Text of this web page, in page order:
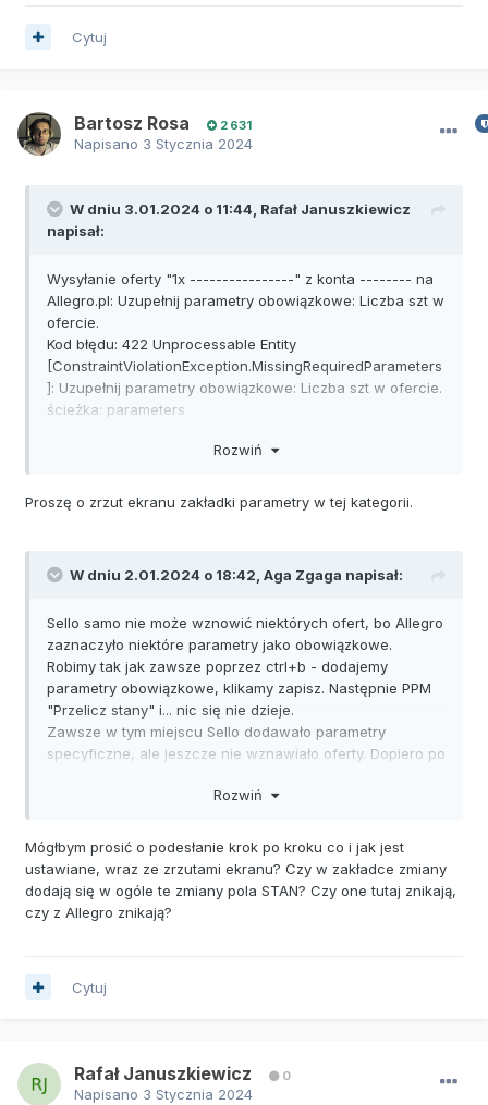
Cytuj
Bartosz Rosa 2 631
Napisano 3 Stycznia 2024
W dniu 3.01.2024 o 11:44, Rafał Januszkiewicz
napisał:
Wysyłanie oferty "1x ----------------" z konta -------- na
Allegro.pl: Uzupełnij parametry obowiązkowe: Liczba szt w
ofercie.
Kod błędu: 422 Unprocessable Entity
[ConstraintViolationException.MissingRequiredParameters
]: Uzupełnij parametry obowiązkowe: Liczba szt w ofercie.
ścieżka: parameters
ConstraintViolationException.MissingRequiredParameters
Rozwiń
Proszę o zrzut ekranu zakładki parametry w tej kategorii.
W dniu 2.01.2024 o 18:42, Aga Zgaga napisał:
Sello samo nie może wznowić niektórych ofert, bo Allegro
zaznaczyło niektóre parametry jako obowiązkowe.
Robimy tak jak zawsze poprzez ctrl+b - dodajemy
parametry obowiązkowe, klikamy zapisz. Następnie PPM
"Przelicz stany" i... nic się nie dzieje.
Zawsze w tym miejscu Sello dodawało parametry
specyficzne, ale jeszcze nie wznawiało oferty. Dopiero po
Teraz zmiany specyficzne zostają usunięte i nic się nie
Rozwiń
Mógłbym prosić o podesłanie krok po kroku co i jak jest
ustawiane, wraz ze zrzutami ekranu? Czy w zakładce zmiany
dodają się w ogóle te zmiany pola STAN? Czy one tutaj znikają,
czy z Allegro znikają?
Cytuj
Rafał Januszkiewicz 0
Napisano 3 Stycznia 2024